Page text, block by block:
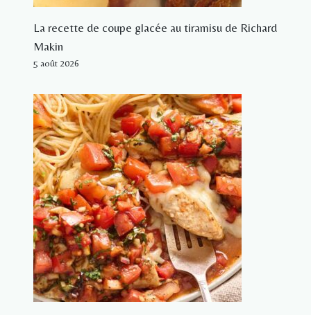
La recette de coupe glacée au tiramisu de Richard
Makin
5 août 2026